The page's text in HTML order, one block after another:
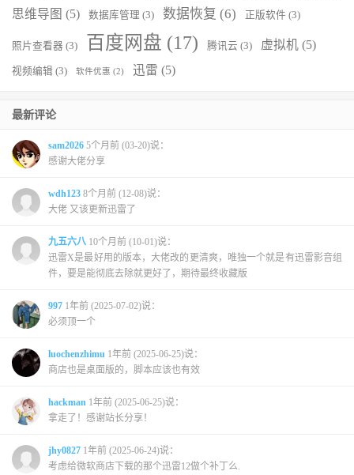
思维导图 (5) 数据库管理 (3) 数据恢复 (6) 正版软件 (3)
照片查看器 (3) 百度网盘 (17) 腾讯云 (3) 虚拟机 (5)
视频编辑 (3) 软件优惠 (2) 迅雷 (5)
最新评论
sam2026 5个月前 (03-20)说：
感谢大佬分享
wdh123 8个月前 (12-08)说：
大佬 又该更新迅雷了
九五六八 10个月前 (10-01)说：
迅雷X是最好用的版本，大佬改的更清爽，唯独一个就是有迅雷影音组
件，要是能彻底去除就更好了，期待最终收藏版
997 1年前 (2025-07-02)说：
必须顶一个
luochenzhimu 1年前 (2025-06-25)说：
商店也是桌面版的，脚本应该也有效
hackman 1年前 (2025-06-25)说：
拿走了！感谢站长分享！
jhy0827 1年前 (2025-06-24)说：
考虑给微软商店下载的那个迅雷12做个补丁么.